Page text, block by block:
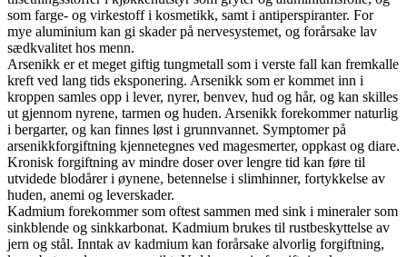
som farge- og virkestoff i kosmetikk, samt i antiperspiranter. For
mye aluminium kan gi skader på nervesystemet, og forårsake lav
sædkvalitet hos menn.
Arsenikk er et meget giftig tungmetall som i verste fall kan fremkalle
kreft ved lang tids eksponering. Arsenikk som er kommet inn i
kroppen samles opp i lever, nyrer, benvev, hud og hår, og kan skilles
ut gjennom nyrene, tarmen og huden. Arsenikk forekommer naturlig
i bergarter, og kan finnes løst i grunnvannet. Symptomer på
arsenikkforgiftning kjennetegnes ved magesmerter, oppkast og diare.
Kronisk forgiftning av mindre doser over lengre tid kan føre til
utvidede blodårer i øynene, betennelse i slimhinner, fortykkelse av
huden, anemi og leverskader.
Kadmium forekommer som oftest sammen med sink i mineraler som
sinkblende og sinkkarbonat. Kadmium brukes til rustbeskyttelse av
jern og stål. Inntak av kadmium kan forårsake alvorlig forgiftning,